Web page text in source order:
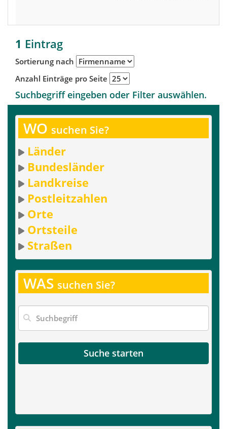
1 Eintrag
Sortierung nach
Anzahl Einträge pro Seite
Suchbegriff eingeben oder Filter auswählen.
WO suchen Sie?
Länder
Bundesländer
Landkreise
Postleitzahlen
Orte
Ortsteile
Straßen
WAS suchen Sie?
Suche starten